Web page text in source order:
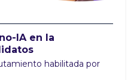
IA en la
habilitada por